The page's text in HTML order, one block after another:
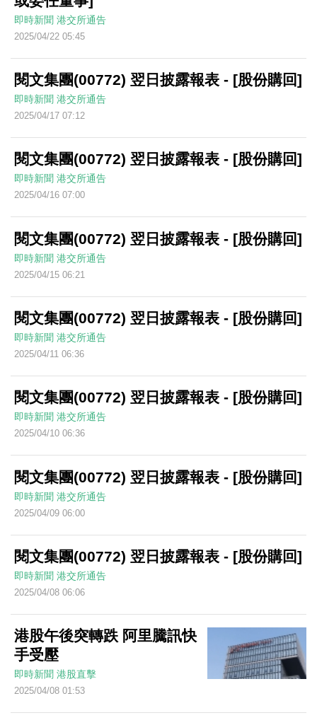
即時新聞 港交所通告
2025/04/22 05:45
閱文集團(00772) 翌日披露報表 - [股份購回]
即時新聞 港交所通告
2025/04/17 07:12
閱文集團(00772) 翌日披露報表 - [股份購回]
即時新聞 港交所通告
2025/04/16 07:00
閱文集團(00772) 翌日披露報表 - [股份購回]
即時新聞 港交所通告
2025/04/15 06:21
閱文集團(00772) 翌日披露報表 - [股份購回]
即時新聞 港交所通告
2025/04/11 06:36
閱文集團(00772) 翌日披露報表 - [股份購回]
即時新聞 港交所通告
2025/04/10 06:36
閱文集團(00772) 翌日披露報表 - [股份購回]
即時新聞 港交所通告
2025/04/09 06:00
閱文集團(00772) 翌日披露報表 - [股份購回]
即時新聞 港交所通告
2025/04/08 06:06
港股午後突轉跌 阿里騰訊快
手受壓
即時新聞 港股直擊
2025/04/08 01:53